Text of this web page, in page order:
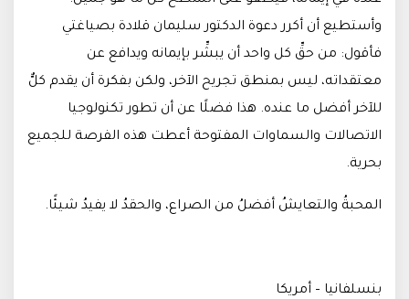
وأستطيع أن أكرر دعوة الدكتور سليمان قلادة بصياغتي
فأقول: من حقِّ كل واحد أن يبشِّر بإيمانه ويدافع عن
معتقداته، ليس بمنطق تجريح الآخر، ولكن بفكرة أن يقدم كلٌّ
للآخر أفضل ما عنده. هذا فضلًا عن أن تطور تكنولوجيا
الاتصالات والسماوات المفتوحة أعطت هذه الفرصة للجميع
بحرية.
المحبةُ والتعايشُ أفضلُ من الصراع، والحقدُ لا يفيدُ شيئًا.
بنسلفانيا – أمريكا